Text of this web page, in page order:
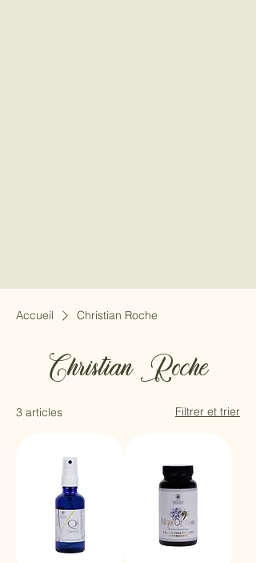
Accueil Christian Roche
Christian Roche
3 articles Filtrer et trier